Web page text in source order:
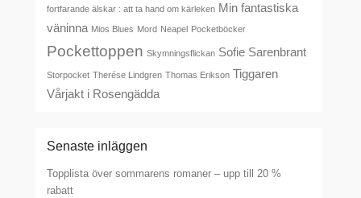
fortfarande älskar : att ta hand om kärleken Min fantastiska
väninna Mios Blues Mord Neapel Pocketböcker
Pockettoppen Skymningsflickan Sofie Sarenbrant
Storpocket Therése Lindgren Thomas Erikson Tiggaren
Vårjakt i Rosengädda
Senaste inläggen
Topplista över sommarens romaner – upp till 20 %
rabatt